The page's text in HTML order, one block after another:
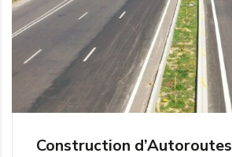
Construction d’Autoroutes